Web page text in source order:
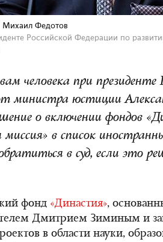
Михаил Федотов
Российской Федерации по
человека при
министра юстиции
о включении фондов
миссия» в список
в суд, если это
фонд «Династия»,
Дмитрием Зиминым и
в области науки,